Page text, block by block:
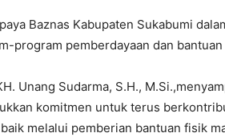
Baznas Kabupaten Sukabumi
program pemberdayaan dan bantuan
Unang Sudarma, S.H.,
komitmen untuk terus
melalui pemberian bantuan fisik